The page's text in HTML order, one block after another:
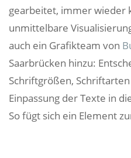
gearbeitet, immer wieder
unmittelbare
auch ein Grafikteam von
Saarbrücken hinzu:
Schriftgrößen,
Einpassung der Texte in
So fügt sich ein Element